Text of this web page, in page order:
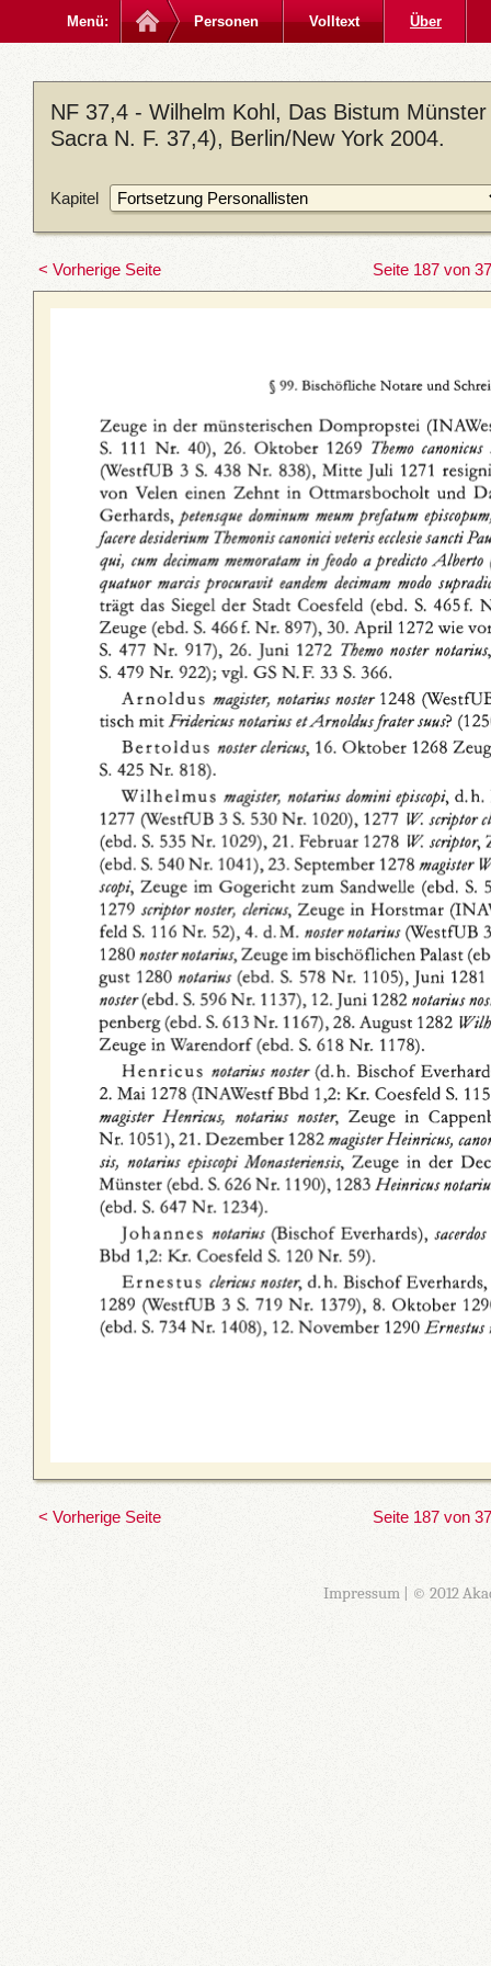
Menü: Personen Volltext Über
NF 37,4 - Wilhelm Kohl, Das Bistum
Sacra N. F. 37,4), Berlin/New York 2004.
Kapitel
< Vorherige Seite Seite 187 von
< Vorherige Seite Seite 187 von
Impressum| © 2012